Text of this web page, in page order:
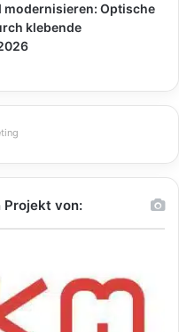
modernisieren: Optische
klebende
Projekt von: